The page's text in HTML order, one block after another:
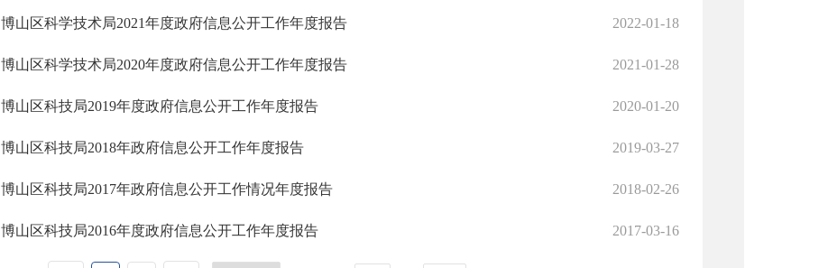
博山区科学技术局2021年度政府信息公开工作年度报告 2022-01-18
博山区科学技术局2020年度政府信息公开工作年度报告 2021-01-28
博山区科技局2019年度政府信息公开工作年度报告 2020-01-20
博山区科技局2018年政府信息公开工作年度报告 2019-03-27
博山区科技局2017年政府信息公开工作情况年度报告 2018-02-26
博山区科技局2016年度政府信息公开工作年度报告 2017-03-16